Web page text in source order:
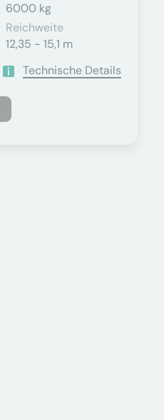
6000 kg
Reichweite
12,35 - 15,1 m
Technische Details